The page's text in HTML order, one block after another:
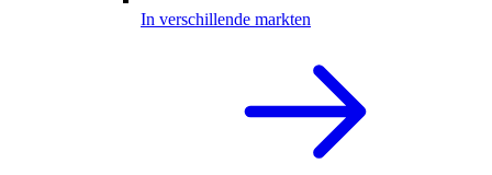
In verschillende markten